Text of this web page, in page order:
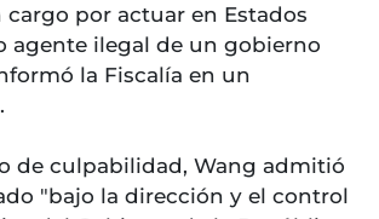
por actuar en Estados
agente ilegal de un gobierno
la Fiscalía en un
de culpabilidad, Wang admitió
"bajo la dirección y el control